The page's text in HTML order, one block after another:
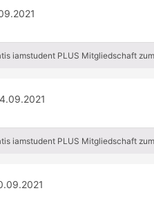
iamstudent PLUS Mitgliedschaft
iamstudent PLUS Mitgliedschaft